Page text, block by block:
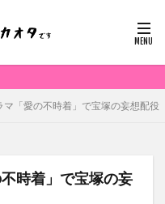
マ「愛の不時着」で宝塚の妄想配役
時着」で宝塚の妄